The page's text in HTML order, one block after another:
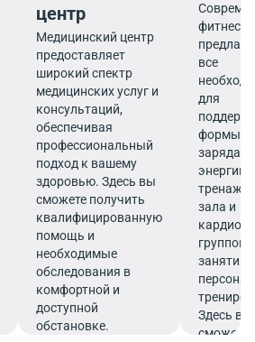
центр
Медицинский центр
предоставляет
широкий спектр
медицинских услуг и
консультаций,
обеспечивая
профессиональный
подход к вашему
здоровью. Здесь вы
сможете получить
квалифицированную
помощь и
необходимые
обследования в
комфортной и
доступной
обстановке.
фитнес-
все
для
формы и
заряда
энергии
зала и
кардио-
занятий
Здесь вы
сможете